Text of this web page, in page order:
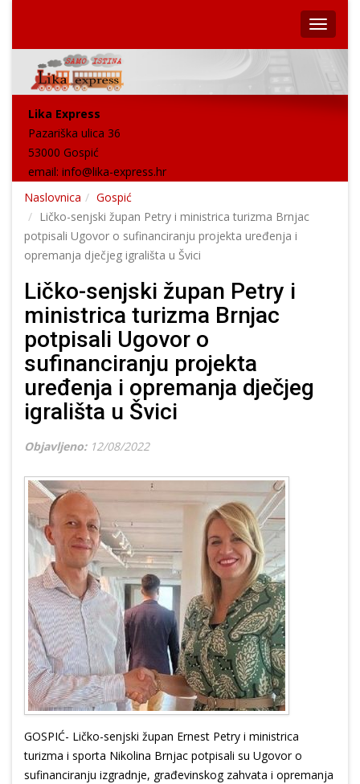
Lika Express
Pazariška ulica 36
53000 Gospić
email: info@lika-express.hr
Naslovnica
Gospić
Ličko-senjski župan Petry i ministrica turizma Brnjac
potpisali Ugovor o sufinanciranju projekta uređenja i
opremanja dječjeg igrališta u Švici
Ličko-senjski župan Petry i
ministrica turizma Brnjac
potpisali Ugovor o
sufinanciranju projekta
uređenja i opremanja dječjeg
igrališta u Švici
Objavljeno: 12/08/2022
GOSPIĆ- Ličko-senjski župan Ernest Petry i ministrica
turizma i sporta Nikolina Brnjac potpisali su Ugovor o
sufinanciranju izgradnje, građevinskog zahvata i opremanja